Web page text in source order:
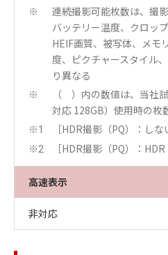
※
連続撮影可能枚数は、撮
バッテリー温度、クロッ
HEIF画質、被写体、メモ
度、ピクチャースタイル
り異なる
※
（ ）内の数値は、当社
対応 128GB）使用時の枚
※1 ［HDR撮影（PQ）：し
※2 ［HDR撮影（PQ）：
高速表示
非対応